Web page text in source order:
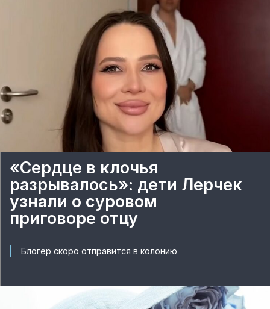
«Сердце в клочья
разрывалось»: дети Лерчек
узнали о суровом
приговоре отцу
Блогер скоро отправится в колонию